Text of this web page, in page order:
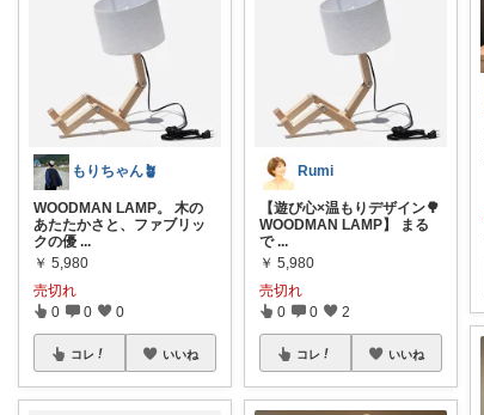
もりちゃん🪴
WOODMAN LAMP。 木の
あたたかさと、ファブリッ
クの優 ...
￥ 5,980
売切れ
0 0 0
コレ いいね
Rumi
【遊び心×温もりデザイン🌳
WOODMAN LAMP】 まる
で ...
￥ 5,980
売切れ
0 0 2
コレ いいね